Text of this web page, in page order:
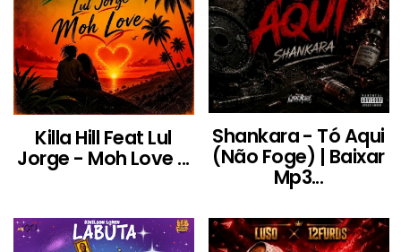
Killa Hill Feat Lul
Jorge - Moh Love ...
Shankara - Tó Aqui
(Não Foge) | Baixar
Mp3...